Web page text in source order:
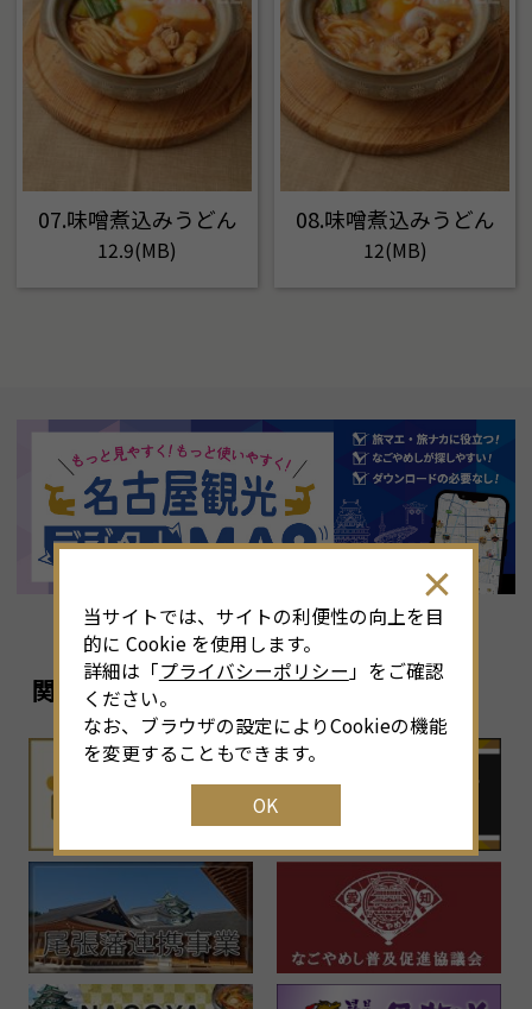
07.味噌煮込みうどん
12.9(MB)
08.味噌煮込みうどん
12(MB)
関連リンク
当サイトでは、サイトの利便性の向上を目
的に Cookie を使用します。
詳細は「プライバシーポリシー 」をご確認
ください。
なお、ブラウザの設定によりCookieの機能
を変更することもできます。
OK